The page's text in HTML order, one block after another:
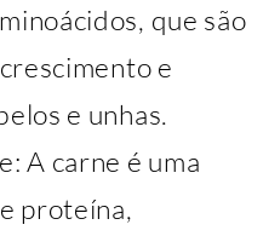
que são
e
e unhas.
A carne é uma
proteína,